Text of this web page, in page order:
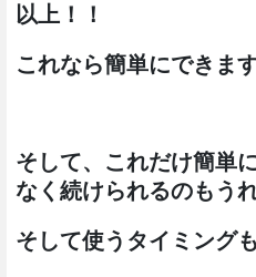
以上！！
これなら簡単にできま
そして、これだけ簡単
なく続けられるのもう
そして使うタイミング